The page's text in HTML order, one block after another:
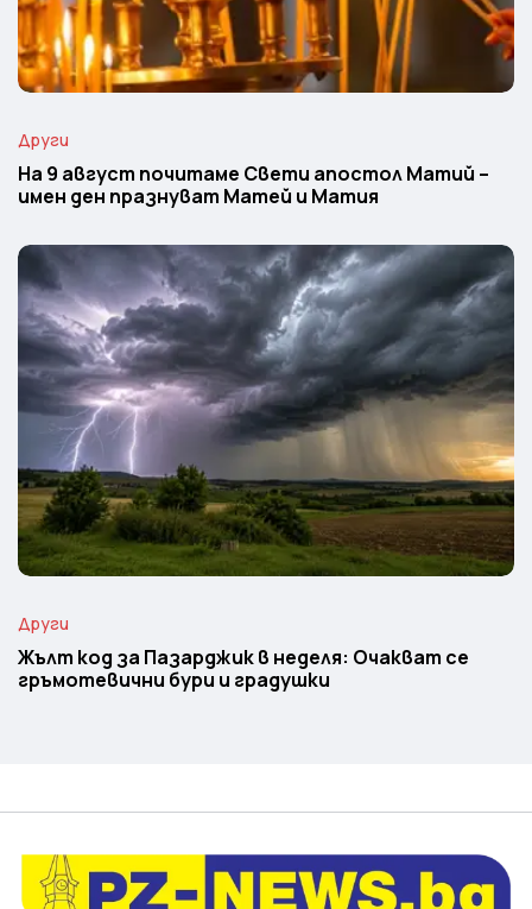
Други
На 9 август почитаме Свети апостол Матий –
имен ден празнуват Матей и Матия
Други
Жълт код за Пазарджик в неделя: Очакват се
гръмотевични бури и градушки